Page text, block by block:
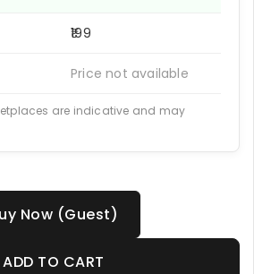
₹199
Price not available
are indicative and may
Now (Guest)
ADD TO CART